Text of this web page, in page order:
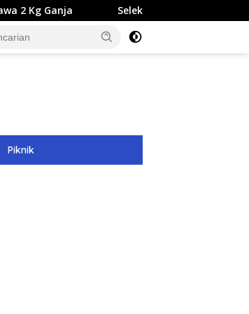
Seleksi Calon Direksi BUMD Aceh Tamiang
Piknik